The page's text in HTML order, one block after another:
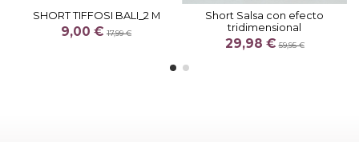
SHORT TIFFOSI BALI_2 M
9,00 € 17,99 €
Short Salsa con efecto
tridimensional
29,98 €59,95 €